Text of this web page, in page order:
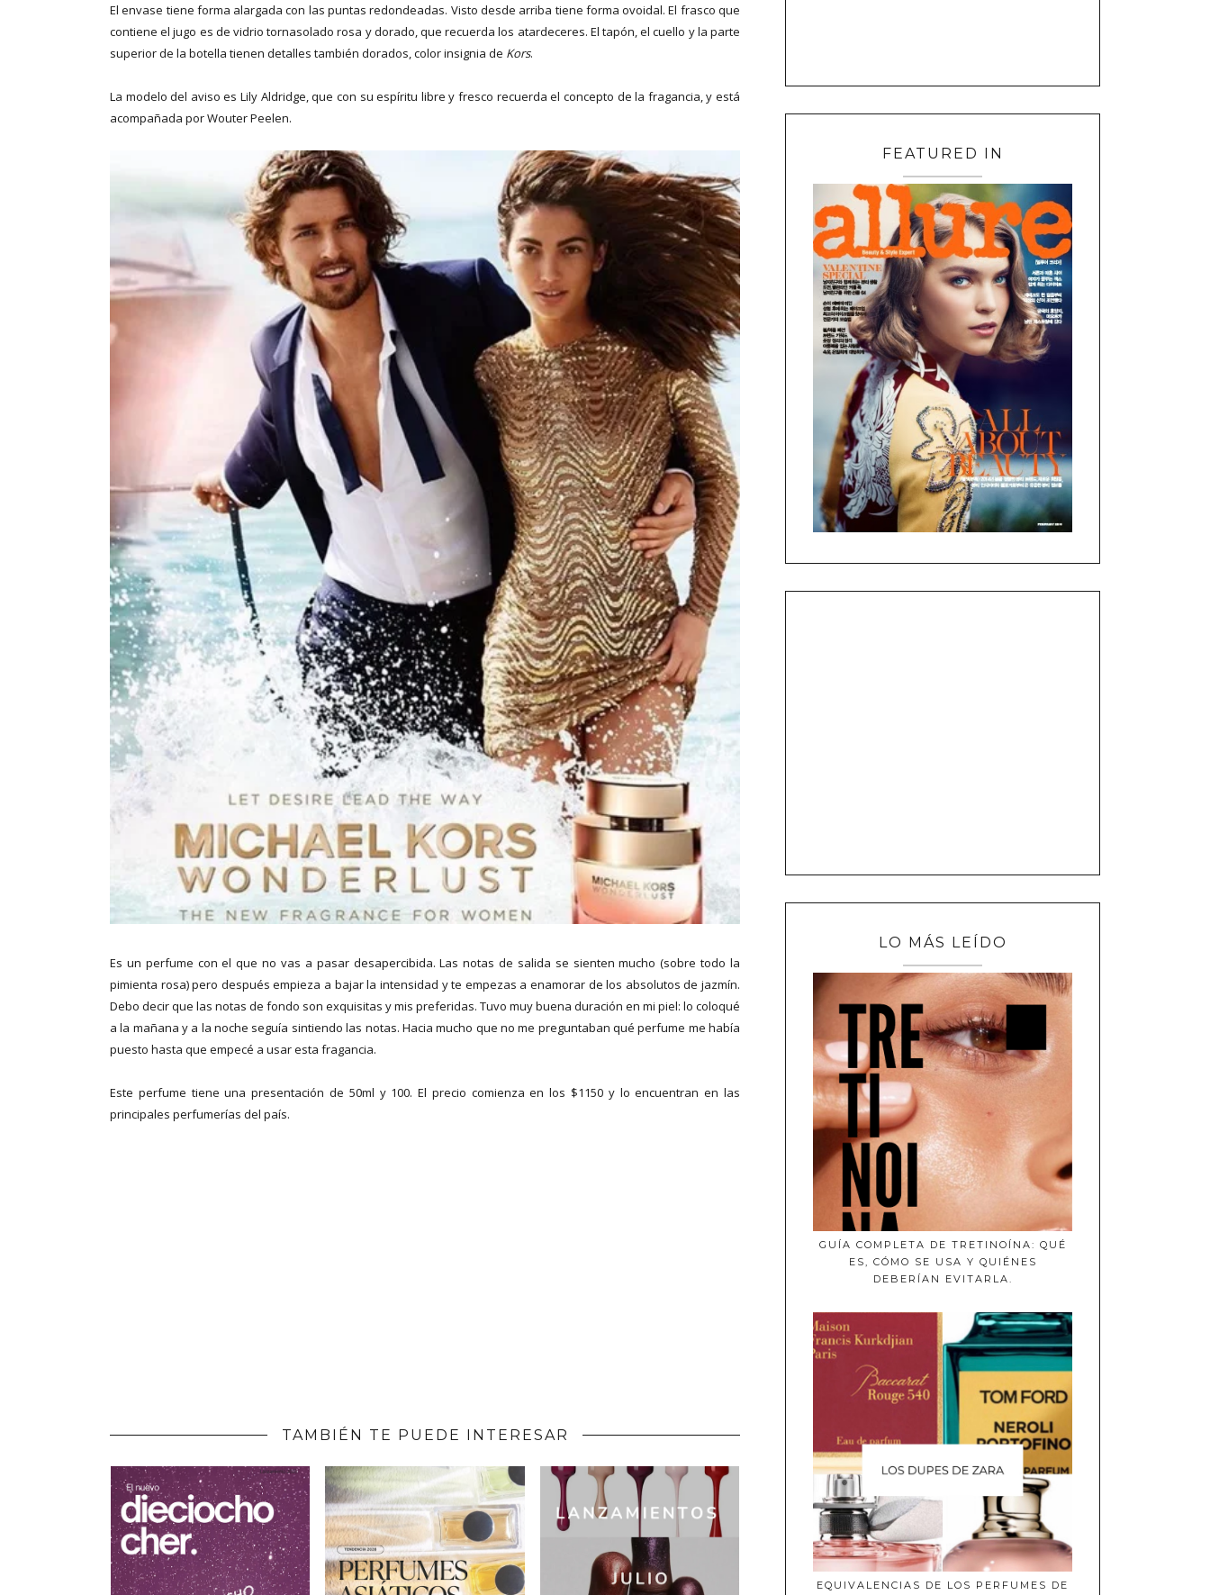
El envase tiene forma alargada con las puntas redondeadas. Visto desde arriba tiene forma ovoidal. El frasco que
contiene el jugo es de vidrio tornasolado rosa y dorado, que recuerda los atardeceres. El tapón, el cuello y la parte
superior de la botella tienen detalles también dorados, color insignia de Kors.
La modelo del aviso es Lily Aldridge, que con su espíritu libre y fresco recuerda el concepto de la fragancia, y está
acompañada por Wouter Peelen.
Es un perfume con el que no vas a pasar desapercibida. Las notas de salida se sienten mucho (sobre todo la
pimienta rosa) pero después empieza a bajar la intensidad y te empezas a enamorar de los absolutos de jazmín.
Debo decir que las notas de fondo son exquisitas y mis preferidas. Tuvo muy buena duración en mi piel: lo coloqué
a la mañana y a la noche seguía sintiendo las notas. Hacia mucho que no me preguntaban qué perfume me había
puesto hasta que empecé a usar esta fragancia.
Este perfume tiene una presentación de 50ml y 100. El precio comienza en los $1150 y lo encuentran en las
principales perfumerías del país.
TAMBIÉN TE PUEDE INTERESAR
FEATURED IN
LO MÁS LEÍDO
GUÍA COMPLETA DE TRETINOÍNA: QUÉ
ES, CÓMO SE USA Y QUIÉNES
DEBERÍAN EVITARLA.
EQUIVALENCIAS DE LOS PERFUMES DE